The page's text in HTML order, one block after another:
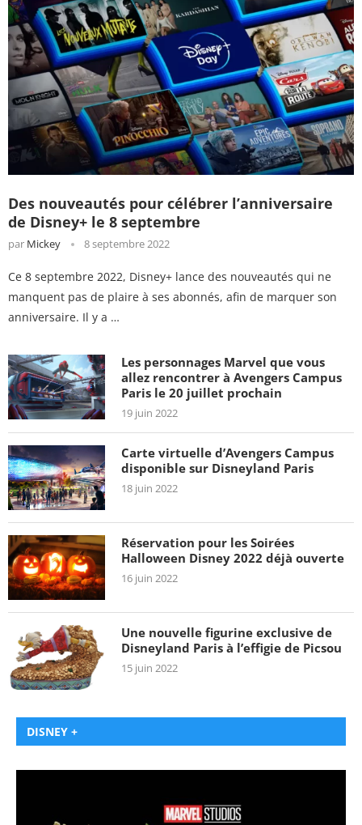
Des nouveautés pour célébrer l’anniversaire
de Disney+ le 8 septembre
par Mickey 8 septembre 2022
Ce 8 septembre 2022, Disney+ lance des nouveautés qui ne
manquent pas de plaire à ses abonnés, afin de marquer son
anniversaire. Il y a …
Les personnages Marvel que vous
allez rencontrer à Avengers Campus
Paris le 20 juillet prochain
19 juin 2022
Carte virtuelle d’Avengers Campus
disponible sur Disneyland Paris
18 juin 2022
Réservation pour les Soirées
Halloween Disney 2022 déjà ouverte
16 juin 2022
Une nouvelle figurine exclusive de
Disneyland Paris à l’effigie de Picsou
15 juin 2022
DISNEY +